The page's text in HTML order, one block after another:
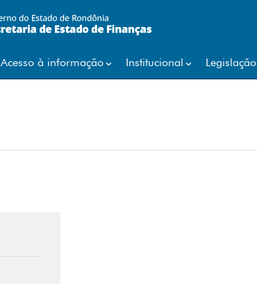
H
ICMS - Repasse para os municípios
Impressão DARE
J
Acesso à informação Institucional Legislação